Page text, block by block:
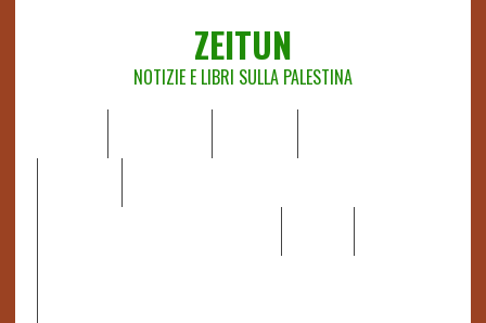
ZEITUN
NOTIZIE E LIBRI SULLA PALESTINA